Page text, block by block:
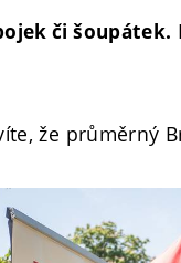
či šoupátek.
že průměrný